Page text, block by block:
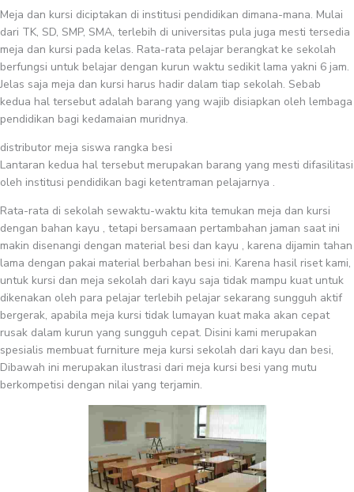
Meja dan kursi diciptakan di institusi pendidikan dimana-mana. Mulai
dari TK, SD, SMP, SMA, terlebih di universitas pula juga mesti tersedia
meja dan kursi pada kelas. Rata-rata pelajar berangkat ke sekolah
berfungsi untuk belajar dengan kurun waktu sedikit lama yakni 6 jam.
Jelas saja meja dan kursi harus hadir dalam tiap sekolah. Sebab
kedua hal tersebut adalah barang yang wajib disiapkan oleh lembaga
pendidikan bagi kedamaian muridnya.
distributor meja siswa rangka besi
Lantaran kedua hal tersebut merupakan barang yang mesti difasilitasi
oleh institusi pendidikan bagi ketentraman pelajarnya .
Rata-rata di sekolah sewaktu-waktu kita temukan meja dan kursi
dengan bahan kayu , tetapi bersamaan pertambahan jaman saat ini
makin disenangi dengan material besi dan kayu , karena dijamin tahan
lama dengan pakai material berbahan besi ini. Karena hasil riset kami,
untuk kursi dan meja sekolah dari kayu saja tidak mampu kuat untuk
dikenakan oleh para pelajar terlebih pelajar sekarang sungguh aktif
bergerak, apabila meja kursi tidak lumayan kuat maka akan cepat
rusak dalam kurun yang sungguh cepat. Disini kami merupakan
spesialis membuat furniture meja kursi sekolah dari kayu dan besi,
Dibawah ini merupakan ilustrasi dari meja kursi besi yang mutu
berkompetisi dengan nilai yang terjamin.